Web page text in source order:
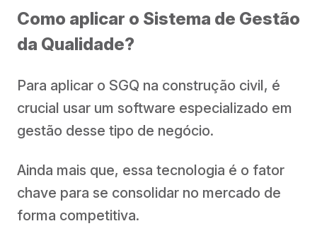
Como aplicar o Sistema de Gestão
da Qualidade?
Para aplicar o SGQ na construção civil, é
crucial usar um software especializado em
gestão desse tipo de negócio.
Ainda mais que, essa tecnologia é o fator
chave para se consolidar no mercado de
forma competitiva.